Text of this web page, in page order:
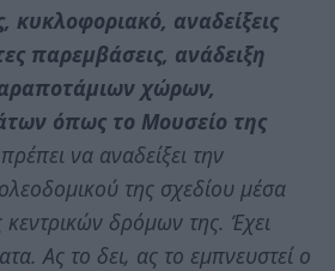
κυκλοφοριακό, αναδείξεις
παρεμβάσεις, ανάδειξη
χώρων,
όπως το Μουσείο της
να αναδείξει την
της σχεδίου μέσα
δρόμων της. Έχει
Ας το δει, ας το εμπνευστεί ο